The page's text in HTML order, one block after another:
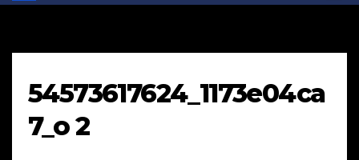
54573617624_1173e04ca
7_o 2